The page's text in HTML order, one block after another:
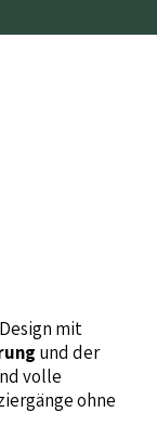
mit
und der
volle
ohne